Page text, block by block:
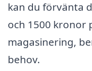
kan du förvänta
och 1500 kronor
magasinering,
behov.